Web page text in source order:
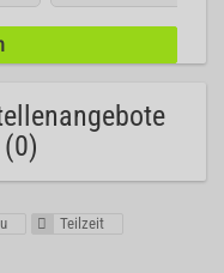
Teilzeit